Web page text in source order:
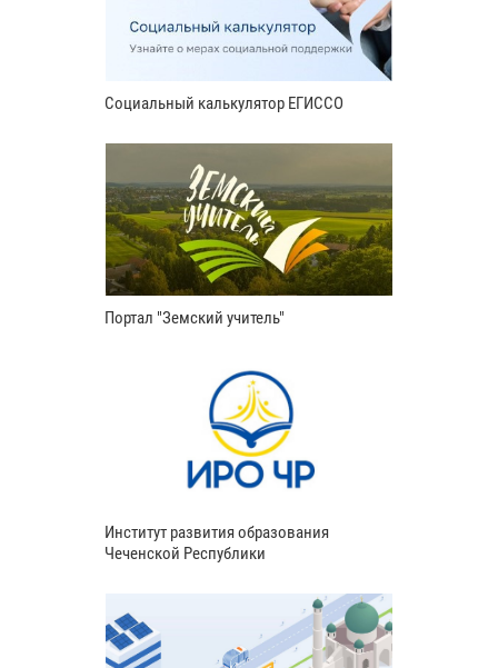
Социальный калькулятор ЕГИССО
Портал "Земский учитель"
Институт развития образования
Чеченской Республики